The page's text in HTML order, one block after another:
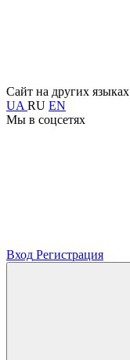
Сайт на других языках
UA RU EN
Мы в соцсетях
Вход Регистрация